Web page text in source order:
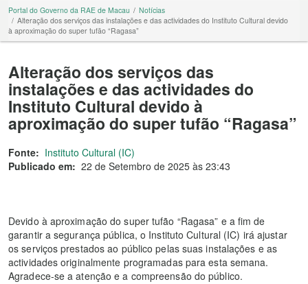
Portal do Governo da RAE de Macau
Notícias
Alteração dos serviços das instalações e das actividades do Instituto Cultural devido
à aproximação do super tufão “Ragasa”
Alteração dos serviços das
instalações e das actividades do
Instituto Cultural devido à
aproximação do super tufão “Ragasa”
Fonte: Instituto Cultural (IC)
Publicado em: 22 de Setembro de 2025 às 23:43
Devido à aproximação do super tufão “Ragasa” e a fim de
garantir a segurança pública, o Instituto Cultural (IC) irá ajustar
os serviços prestados ao público pelas suas instalações e as
actividades originalmente programadas para esta semana.
Agradece-se a atenção e a compreensão do público.